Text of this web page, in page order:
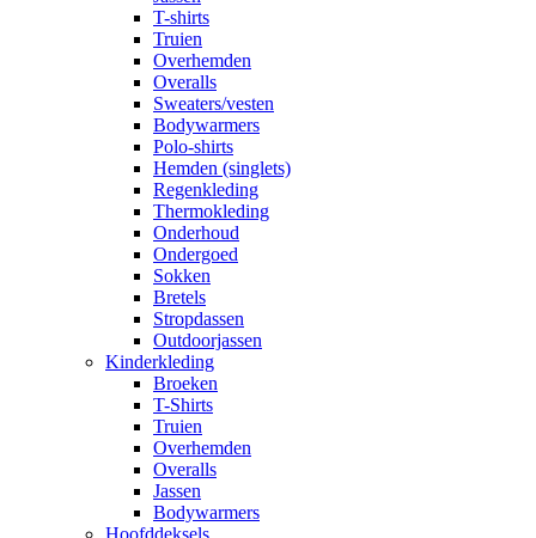
T-shirts
Truien
Overhemden
Overalls
Sweaters/vesten
Bodywarmers
Polo-shirts
Hemden (singlets)
Regenkleding
Thermokleding
Onderhoud
Ondergoed
Sokken
Bretels
Stropdassen
Outdoorjassen
Kinderkleding
Broeken
T-Shirts
Truien
Overhemden
Overalls
Jassen
Bodywarmers
Hoofddeksels